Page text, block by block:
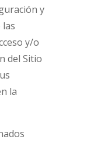
y
las
y/o
del Sitio
la